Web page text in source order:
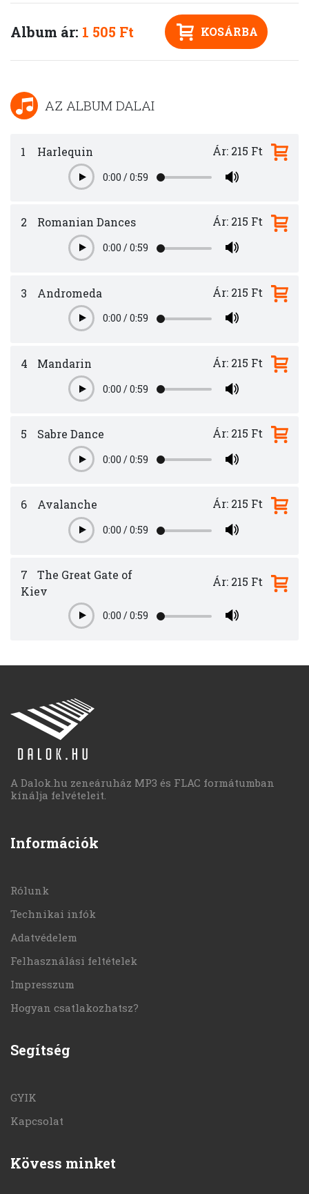
Album ár: 1 505 Ft KOSÁRBA
AZ ALBUM DALAI
1 Harlequin
Play0:00 /0:59
Ár: 215 Ft
2 Romanian Dances
Play0:00 /0:59
Ár: 215 Ft
3 Andromeda
Play0:00 /0:59
Ár: 215 Ft
4 Mandarin
Play0:00 /0:59
Ár: 215 Ft
5 Sabre Dance
Play0:00 /0:59
Ár: 215 Ft
6 Avalanche
Play0:00 /0:59
Ár: 215 Ft
7
The Great Gate of
Kiev
Play0:00 /0:59
Ár: 215 Ft
A Dalok.hu zeneáruház MP3 és FLAC formátumban
kínálja felvételeit.
Információk
Rólunk
Technikai infók
Adatvédelem
Felhasználási feltételek
Impresszum
Hogyan csatlakozhatsz?
Segítség
GYIK
Kapcsolat
Kövess minket